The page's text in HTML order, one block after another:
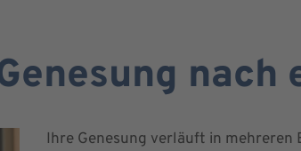
Ihre Genesung verläuft in mehreren